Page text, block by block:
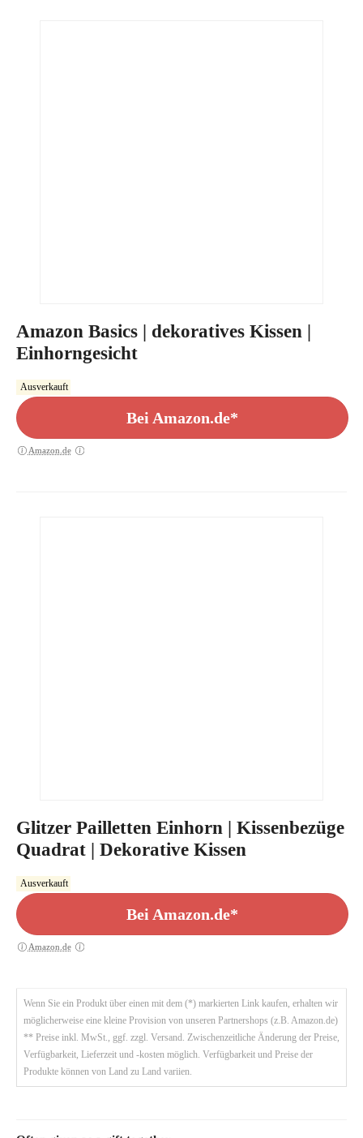
Amazon Basics | dekoratives Kissen |
Einhorngesicht
Ausverkauft
Bei Amazon.de*
Amazon.de
Glitzer Pailletten Einhorn | Kissenbezüge
Quadrat | Dekorative Kissen
Ausverkauft
Bei Amazon.de*
Amazon.de
Wenn Sie ein Produkt über einen mit dem (*) markierten Link kaufen, erhalten wir
möglicherweise eine kleine Provision von unseren Partnershops (z.B. Amazon.de)
** Preise inkl. MwSt., ggf. zzgl. Versand. Zwischenzeitliche Änderung der Preise,
Verfügbarkeit, Lieferzeit und -kosten möglich. Verfügbarkeit und Preise der
Produkte können von Land zu Land variien.